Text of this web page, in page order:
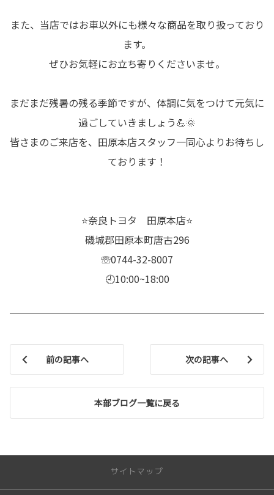
また、当店ではお車以外にも様々な商品を取り扱っており
ます。
ぜひお気軽にお立ち寄りくださいませ。
まだまだ残暑の残る季節ですが、体調に気をつけて元気に
過ごしていきましょう💪🌞
皆さまのご来店を、田原本店スタッフ一同心よりお待ちし
ております！
⭐奈良トヨタ 田原本店⭐
磯城郡田原本町唐古296
☏0744-32-8007
🕘10:00~18:00
前の記事へ
本部ブログ一覧に戻る
次の記事へ
サイトマップ